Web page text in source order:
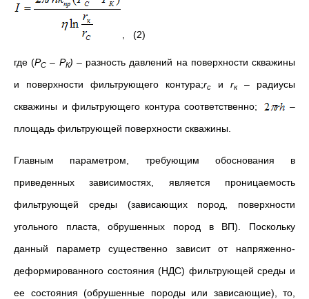
, (2)
где (PC – PК) – разность давлений на поверхности скважины
и поверхности фильтрующего контура;rc и rк– радиусы
скважины и фильтрующего контура соответственно;
–
площадь фильтрующей поверхности скважины.
Главным параметром, требующим обоснования в
приведенных зависимостях, является проницаемость
фильтрующей среды (зависающих пород, поверхности
угольного пласта, обрушенных пород в ВП). Поскольку
данный параметр существенно зависит от напряженно-
деформированного состояния (НДС) фильтрующей среды и
ее состояния (обрушенные породы или зависающие), то,